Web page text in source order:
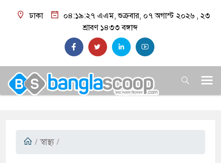
ঢাকা ০৪:১৯:২৮ এএম, শুক্রবার, ০৭ অগাস্ট ২০২৬ ,২৩
শ্রাবণ ১৪৩৩ বঙ্গাব্দ
/ স্বাস্থ্য /